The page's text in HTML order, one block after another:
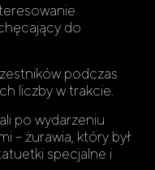
do
podczas
liczby w trakcie.
po wydarzeniu
– żurawia, który był
specjalne i